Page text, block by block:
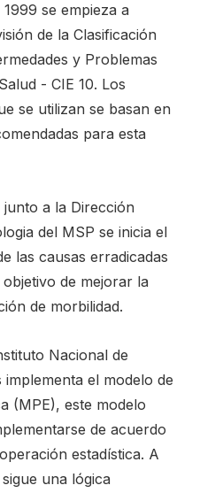
se empieza a
de la Clasificación
y Problemas
- CIE 10. Los
se utilizan se basan en
para esta
a la Dirección
del MSP se inicia el
las causas erradicadas
de mejorar la
de morbilidad.
Nacional de
implementa el modelo de
(MPE), este modelo
de acuerdo
estadística. A
una lógica